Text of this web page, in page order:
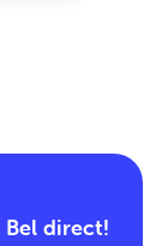
Bel direct!